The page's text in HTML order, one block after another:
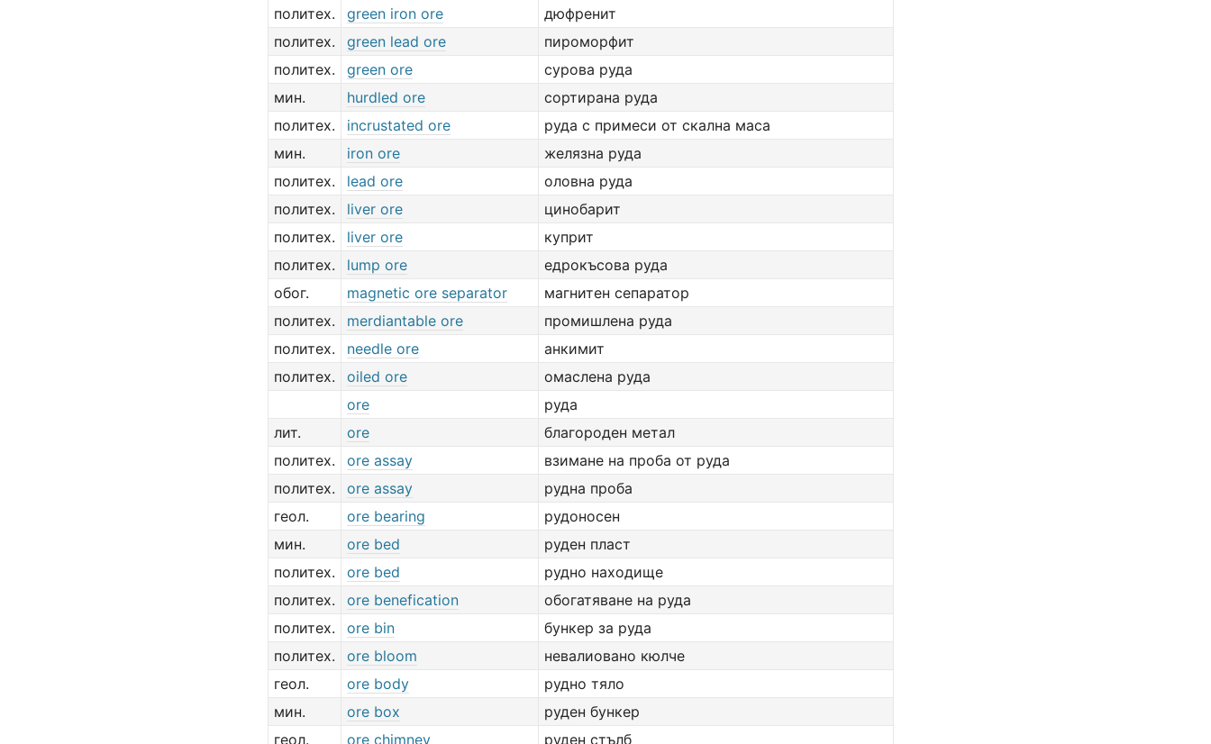
политех.
green iron ore
дюфренит
политех.
green lead ore
пироморфит
политех.
green ore
сурова руда
мин.
hurdled ore
сортирана руда
политех.
incrustated ore
руда с примеси от скална маса
мин.
iron ore
желязна руда
политех.
lead ore
оловна руда
политех.
liver ore
цинобарит
политех.
liver ore
куприт
политех.
lump ore
едрокъсова руда
обог.
magnetic ore separator
магнитен сепаратор
политех.
merdiantable ore
промишлена руда
политех.
needle ore
анкимит
политех.
oiled ore
омаслена руда
ore
руда
лит.
ore
благороден метал
политех.
ore assay
взимане на проба от руда
политех.
ore assay
рудна проба
геол.
ore bearing
рудоносен
мин.
ore bed
руден пласт
политех.
ore bed
рудно находище
политех.
ore benefication
обогатяване на руда
политех.
ore bin
бункер за руда
политех.
ore bloom
невалиовано кюлче
геол.
ore body
рудно тяло
мин.
ore box
руден бункер
геол.
ore chimney руден стълб